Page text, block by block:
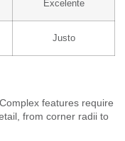
Excelente
Justo
features require
from corner radii to